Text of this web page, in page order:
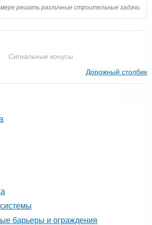
решать различные строительные задачи.
Сигнальные конусы
Дорожный столбик
барьеры и ограждения